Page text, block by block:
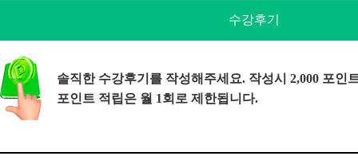
수강후기
솔직한 수강후기를 작성해주세요. 작성시 2,000 포인
포인트 적립은 월 1회로 제한됩니다.